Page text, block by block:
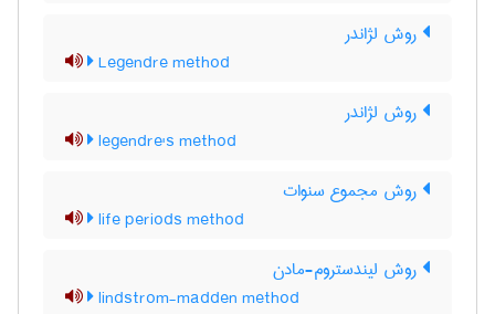
روش لژاندر
Legendre method
روش لژاندر
legendre's method
روش مجموع سنوات
life periods method
روش لیندستروم-مادن
lindstrom-madden method